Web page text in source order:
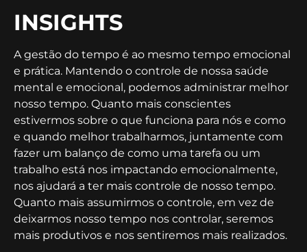
INSIGHTS
A gestão do tempo é ao mesmo tempo emocional
e prática. Mantendo o controle de nossa saúde
mental e emocional, podemos administrar melhor
nosso tempo. Quanto mais conscientes
estivermos sobre o que funciona para nós e como
e quando melhor trabalharmos, juntamente com
fazer um balanço de como uma tarefa ou um
trabalho está nos impactando emocionalmente,
nos ajudará a ter mais controle de nosso tempo.
Quanto mais assumirmos o controle, em vez de
deixarmos nosso tempo nos controlar, seremos
mais produtivos e nos sentiremos mais realizados.